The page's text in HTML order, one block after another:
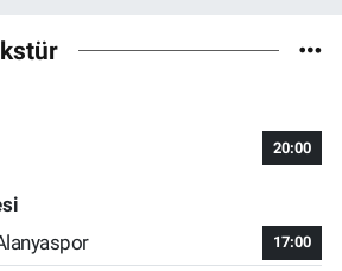
20:00
17:00